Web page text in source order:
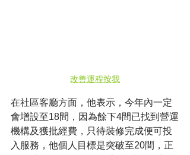
改善運程按我
在社區客廳方面，他表示，今年內一定
會增設至18間，因為餘下4間已找到營運
機構及獲批經費，只待裝修完成便可投
入服務，他個人目標是突破至20間，正